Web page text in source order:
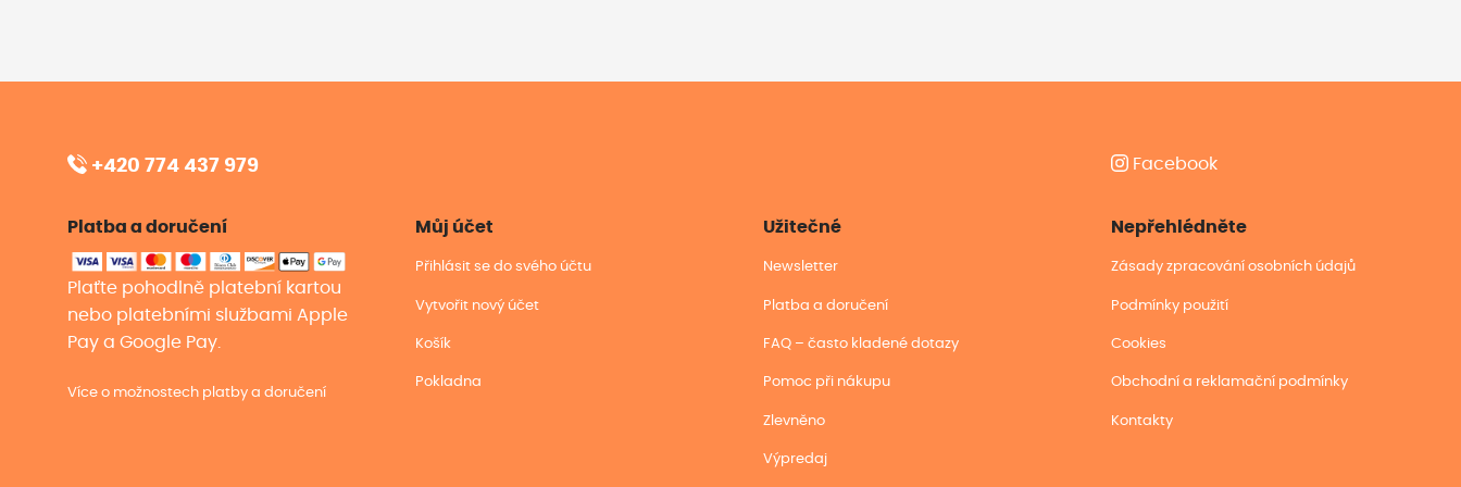
+420 774 437 979 Facebook
Platba a doručení
Plaťte pohodlně platební kartou
nebo platebními službami Apple
Pay a Google Pay.
Více o možnostech platby a doručení
Můj účet
Přihlásit se do svého účtu
Vytvořit nový účet
Košík
Pokladna
Užitečné
Newsletter
Platba a doručení
FAQ – často kladené dotazy
Pomoc při nákupu
Zlevněno
Výpredaj
Nepřehlédněte
Zásady zpracování osobních údajů
Podmínky použití
Cookies
Obchodní a reklamační podmínky
Kontakty